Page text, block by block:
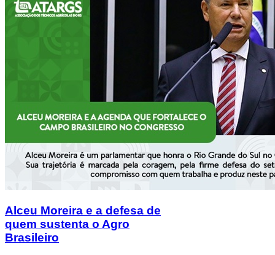
Alceu Moreira e a defesa de
quem sustenta o Agro
Brasileiro